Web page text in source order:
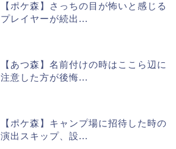
【ポケ森】さっちの目が怖いと感じる
プレイヤーが続出...
【あつ森】名前付けの時はここら辺に
注意した方が後悔...
【ポケ森】キャンプ場に招待した時の
演出スキップ、設...